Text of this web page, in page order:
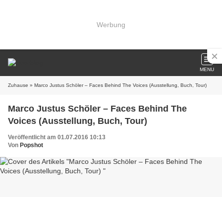
Werbung
MENU
Zuhause » Marco Justus Schöler – Faces Behind The Voices (Ausstellung, Buch, Tour)
Marco Justus Schöler – Faces Behind The
Voices (Ausstellung, Buch, Tour)
Veröffentlicht am 01.07.2016 10:13
Von Popshot